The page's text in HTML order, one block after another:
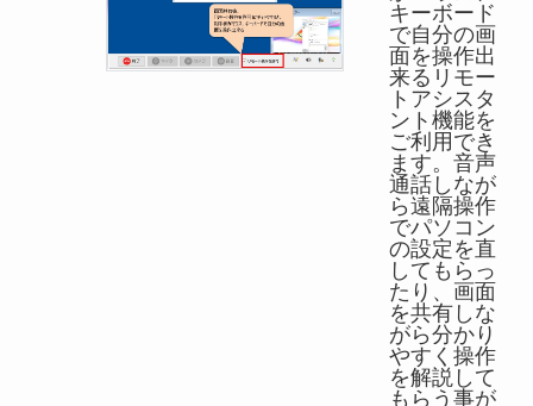
キーボード
で自分の画
面を操作出
来るリモー
トアシスタ
ント機能を
ご利用でき
ます。音声
通話しなが
ら遠隔操作
でパソコン
の設定を直
してもらっ
たり、画面
を共有しな
がら分かり
やすく操作
を解説して
もらう事が